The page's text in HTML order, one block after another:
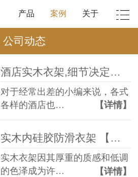
产品 案例 关于
公司动态
酒店实木衣架,细节决定客量【华恩衣架】
对于经常出差的小编来说，各式
各样的酒店也…
【详情】
实木内硅胶防滑衣架 【华恩衣架】
实木衣架因其厚重的质感和低调
的色泽成为许…
【详情】